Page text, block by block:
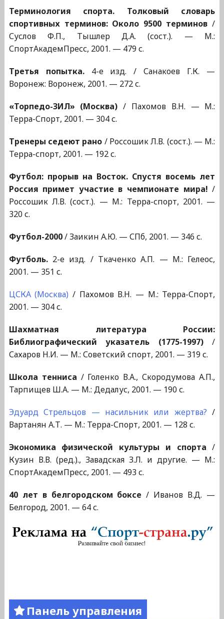
Терминология спорта. Толковый словарь
спортивных терминов: Около 9500 терминов /
Суслов Ф.П., Тышлер Д.А. (сост.). — М.:
СпортАкадемПресс, 2001. — 479 с.
Третья попытка.4-е изд. / Санакоев Г.К. —
Воронеж: Воронеж, 2001. — 272 с.
«Торпедо-ЗИЛ» (Москва) / Пахомов В.Н. — М.:
Терра-Спорт, 2001. — 304 с.
Тренеры седеют рано / Россошик Л.В. (сост.). — М.:
Терра-спорт, 2001. — 192 с.
Футбол: прорыв на Восток. Спустя восемь лет
Россия примет участие в чемпионате мира! /
Россошик Л.В. (сост.). — М.: Терра-спорт, 2001. —
320 с.
Футбол-2000/ Заикин А.Ю. — СПб, 2001. — 346 с.
Футболь.2-е изд. / Ткаченко А.П. — М.: Гелеос,
2001. — 351 с.
ЦСКА (Москва) / Пахомов В.Н. — М.: Терра-Спорт,
2001. — 304 с.
Шахматная литература России:
Библиографический указатель (1775-1997)/
Сахаров Н.И. — М.: Советский спорт, 2001. — 319 с.
Школа тенниса / Голенко В.А., Скородумова А.П.,
Тарпищев Ш.А. — М.: Дедалус, 2001. — 190 с.
Эдуард Стрельцов — насильник или жертва? /
Вартанян А.Т. — М.: Терра-Спорт, 2001. — 128 с.
Экономика физической культуры и спорта /
Кузин В.В. (ред.)., Завадская З.Л. и другие. — М.:
СпортАкадемПресс, 2001. — 493 с.
40 лет в белгородском боксе / Иванов В.Д. —
Белгород, 2001. — 64 с.
Панель управления